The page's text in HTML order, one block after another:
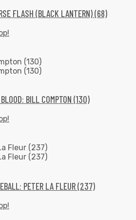
FLASH (BLACK LANTERN) (68)
BILL COMPTON (130)
PETER LA FLEUR (237)